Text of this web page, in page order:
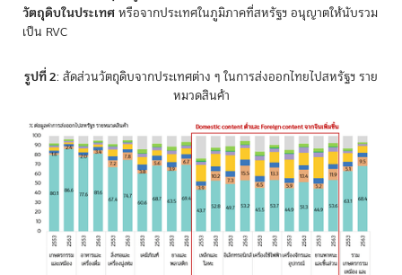
วัตถุดิบในประเทศหรือจากประเทศในภูมิภาคที่สหรัฐฯ อนุญาตให้นับรวม
เป็น RVC
รูปที่ 2: สัดส่วนวัตถุดิบจากประเทศต่าง ๆ ในการส่งออกไทยไปสหรัฐฯ ราย
หมวดสินค้า